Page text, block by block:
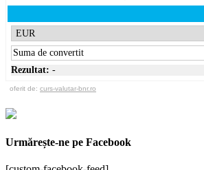
Rezultat: -
oferit de: curs-valutar-bnr.ro
Urmărește-ne pe Facebook